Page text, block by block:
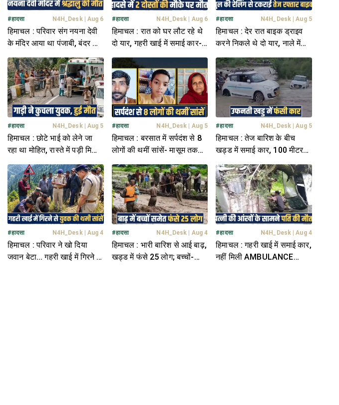
#हादसा N4H_Desk| Aug 6
हिमाचल : परिवार संग नयना देवी
के मंदिर आया था पंजाबी, बंदर के
डर से गिरा- थमीं सांसें
#हादसा N4H_Desk Aug 6
हिमाचल : रात को घर लौट रहे थे
दो यार, गहरी खाई में समाई कार-
5 बच्चों ने खोए पिता
#हादसा N4H_Desk Aug 5
हिमाचल : देर रात बाइक ड्राइव
करने निकले थे दो यार, नाले में
पड़ी मिली दोनों की देह
#हादसा N4H_Desk| Aug 5
हिमाचल : छोटे भाई को लेने जा
रहा था मोहित, रास्ते में पड़ी मिली
देह- हालत देख कांप गए हाथ
#हादसा N4H_Desk Aug 5
हिमाचल : बरसात में सर्पदंश से 8
लोगों की थमीं सांसें- मासूम तक
बने शिका..र, आप भी रहें सतर्क
#हादसा N4H_Desk Aug 5
हिमाचल : तेज बारिश के बीच
खड्ड में समाई कार, 100 मीटर
तक बहती रही- अंदर बैठे थे 2
युवक
#हादसा N4H_Desk| Aug 4
हिमाचल : परिवार ने खो दिया
जवान बेटा... गहरी खाई में गिरने से
#हादसा N4H_Desk Aug 4
हिमाचल : भारी बारिश से आई बाढ़,
खड्ड में फंसे 25 लोग; बच्चों-
#हादसा N4H_Desk Aug 4
हिमाचल : गहरी खाई में समाई कार,
नहीं मिली AMBULANCE